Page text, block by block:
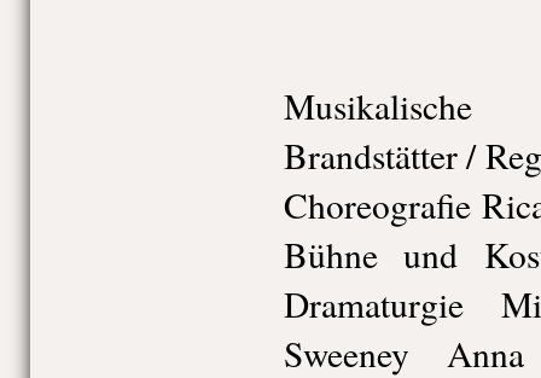
Brandstätter /
Choreografie
Bühne und
Dramaturgie
Sweeney